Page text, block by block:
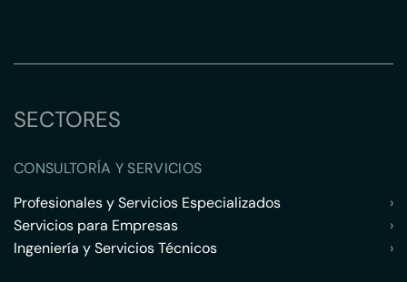
SECTORES
CONSULTORÍA Y SERVICIOS
Profesionales y Servicios Especializados
›
Servicios para Empresas
›
Ingeniería y Servicios Técnicos
›